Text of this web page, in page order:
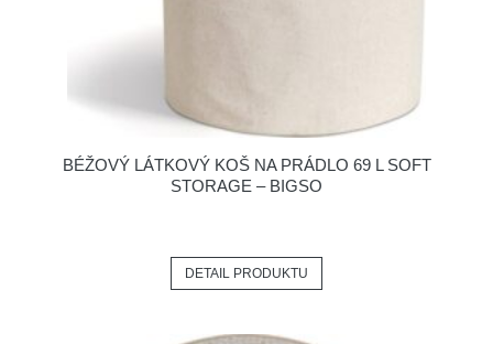
BÉŽOVÝ LÁTKOVÝ KOŠ NA PRÁDLO 69 L SOFT
STORAGE – BIGSO
DETAIL PRODUKTU